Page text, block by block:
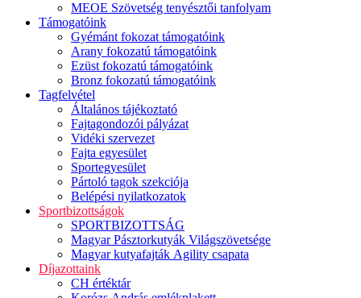
MEOE Szövetség tenyésztői tanfolyam
Támogatóink
Gyémánt fokozat támogatóink
Arany fokozatú támogatóink
Ezüst fokozatú támogatóink
Bronz fokozatú támogatóink
Tagfelvétel
Általános tájékoztató
Fajtagondozói pályázat
Vidéki szervezet
Fajta egyesület
Sportegyesület
Pártoló tagok szekciója
Belépési nyilatkozatok
Sportbizottságok
SPORTBIZOTTSÁG
Magyar Pásztorkutyák Világszövetsége
Magyar kutyafajták Agility csapata
Díjazottaink
CH értéktár